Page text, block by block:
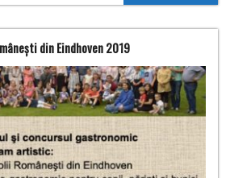
din Eindhoven 2019